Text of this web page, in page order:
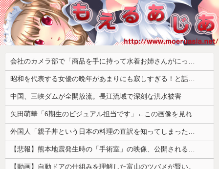
会社のカメラ部で「商品を手に持って水着お姉さんがにっこり」を撮影、だがお姉さんは素人アルバイトで親バレした結果……
昭和を代表する女優の晩年があまりにも寂しすぎる！と話題に、自身の子供を餓死する寸前までネグレクトした挙句……
中国、三峡ダムが全開放流。長江流域で深刻な洪水被害
矢田萌華「6期生のビジュアル担当です」←この画像を見れば誰もが納得【画像あり】
外国人「親子丼という日本の料理の直訳を知ってしまった…」
【悲報】熊本地震発生時の「手術室」の映像、公開される。医療従事者って凄いなｗｗｗｗ
【動画】自動ドアの仕組みを理解した富山のツバメが賢い。